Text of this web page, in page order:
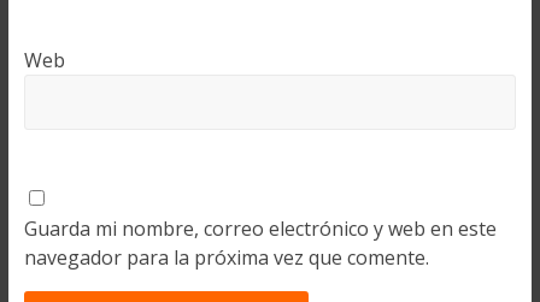
Web
Guarda mi nombre, correo electrónico y web en este
navegador para la próxima vez que comente.